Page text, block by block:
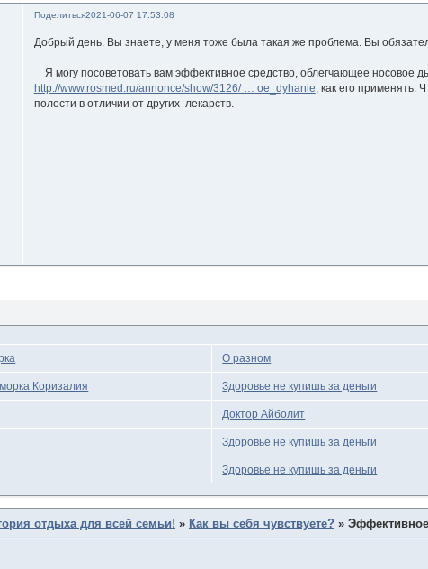
Поделиться2021-06-07 17:53:08
Добрый день. Вы знаете, у меня тоже была такая
Я могу посоветовать вам эффективное средство, облегчающее носовое
http://www.rosmed.ru/annonce/show/3126/ … oe_dyhanie , как его
полости в отличии от других лекарств.
О разном
Коризалия Здоровье не купишь за деньги
Доктор Айболит
Здоровье не купишь за деньги
Здоровье не купишь за деньги
отдыха для всей семьи! » Как вы себя чувствуете? »